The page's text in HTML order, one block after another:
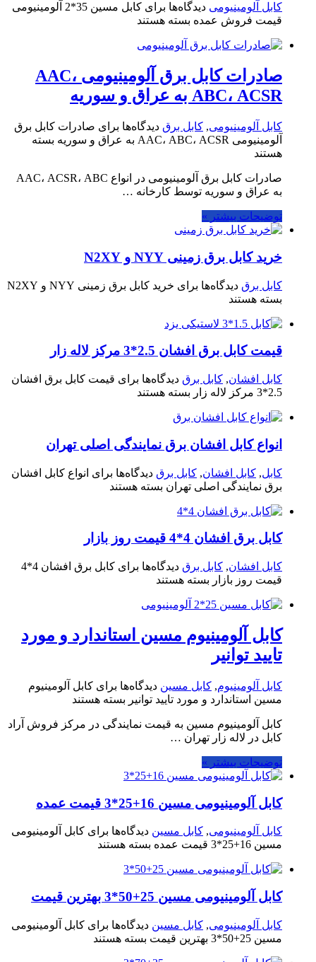
کابل آلومینیومی دیدگاه‌ها
برای کابل مسین 35*2 آلومینیومی
قیمت فروش عمده بسته هستند
صادرات کابل برق آلومینیومی AAC،
ABC، ACSR به عراق و سوریه
کابل آلومینیومی, کابل برق دیدگاه‌ها برای صادرات کابل برق
آلومینیومی AAC، ABC، ACSR به عراق و سوریه
بسته
هستند
صادرات کابل برق آلومینیومی در انواع AAC، ACSR، ABC
به عراق و سوریه توسط کارخانه …
توضیحات بیشتر »
خرید کابل برق زمینی NYY و N2XY
کابل برق دیدگاه‌ها برای خرید کابل برق زمینی NYY و N2XY
بسته هستند
قیمت کابل برق افشان 2.5*3 مرکز لاله زار
کابل افشان, کابل برق دیدگاه‌ها برای قیمت کابل برق افشان
2.5*3 مرکز لاله زار
بسته هستند
انواع کابل افشان برق نمایندگی اصلی تهران
کابل, کابل افشان, کابل برق دیدگاه‌ها برای انواع کابل افشان
برق نمایندگی اصلی تهران بسته هستند
کابل برق افشان 4*4 قیمت روز بازار
کابل افشان, کابل برق دیدگاه‌ها
برای کابل برق افشان 4*4
قیمت روز بازار بسته هستند
کابل آلومینیوم مسین استاندارد و مورد
تایید توانیر
کابل آلومینیوم, کابل مسین دیدگاه‌ها برای کابل آلومینیوم
مسین استاندارد و مورد تایید توانیر بسته هستند
کابل آلومینیوم مسین به قیمت نمایندگی در مرکز فروش آراد
کابل در لاله زار تهران …
توضیحات بیشتر »
کابل آلومینیومی مسین 16+25*3 قیمت عمده
کابل آلومینیومی, کابل مسین دیدگاه‌ها برای کابل آلومینیومی
مسین 16+25*3 قیمت عمده
بسته هستند
کابل آلومینیومی مسین 25+50*3 بهترین قیمت
کابل آلومینیومی, کابل مسین دیدگاه‌ها برای کابل آلومینیومی
مسین 25+50*3 بهترین قیمت
بسته هستند